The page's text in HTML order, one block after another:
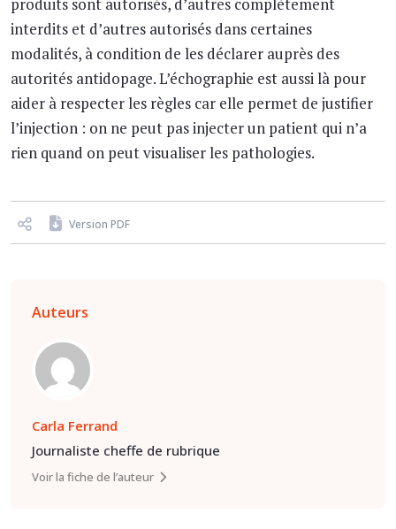
interdits et d’autres autorisés dans certaines
modalités, à condition de les déclarer auprès des
autorités antidopage. L’échographie est aussi là pour
aider à respecter les règles car elle permet de justifier
l’injection : on ne peut pas injecter un patient qui n’a
rien quand on peut visualiser les pathologies.
Version PDF
Auteurs
Carla Ferrand
Journaliste cheffe de rubrique
Voir la fiche de l’auteur